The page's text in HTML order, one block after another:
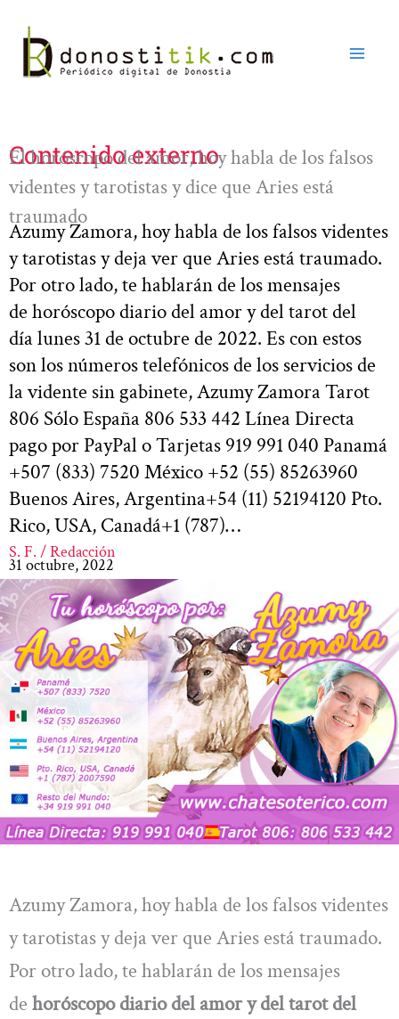
contenido
Contenido externo
El horóscopo del amor, hoy habla de los falsos
videntes y tarotistas y dice que Aries está
traumado
Azumy Zamora, hoy habla de los falsos videntes
y tarotistas y deja ver que Aries está traumado.
Por otro lado, te hablarán de los mensajes
de horóscopo diario del amor y del tarot del
día lunes 31 de octubre de 2022. Es con estos
son los números telefónicos de los servicios de
la vidente sin gabinete, Azumy Zamora Tarot
806 Sólo España 806 533 442 Línea Directa
pago por PayPal o Tarjetas 919 991 040 Panamá
+507 (833) 7520 México +52 (55) 85263960
Buenos Aires, Argentina+54 (11) 52194120 Pto.
Rico, USA, Canadá+1 (787)…
S. F. / Redacción
31 octubre, 2022
Azumy Zamora, hoy habla de los falsos videntes
y tarotistas y deja ver que Aries está traumado.
Por otro lado, te hablarán de los mensajes
de horóscopo diario del amor y del tarot del